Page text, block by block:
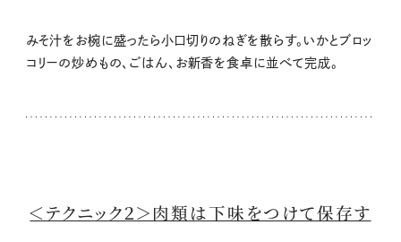
みそ汁をお椀に盛ったら小口切りのねぎを散らす。いかとブロッ
コリーの炒めもの、ごはん、お新香を食卓に並べて完成。
＜テクニック２＞肉類は下味をつけて保存す